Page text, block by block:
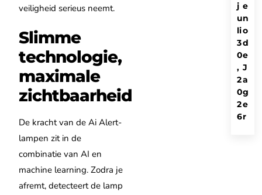
veiligheid serieus neemt.
Slimme
technologie,
maximale
zichtbaarheid
De kracht van de Ai Alert-
lampen zit in de
combinatie van AI en
machine learning. Zodra je
afremt, detecteert de lamp
e
n
o
d
e
J
a
g
e
r
j
u
li
3
0
,
2
0
2
6